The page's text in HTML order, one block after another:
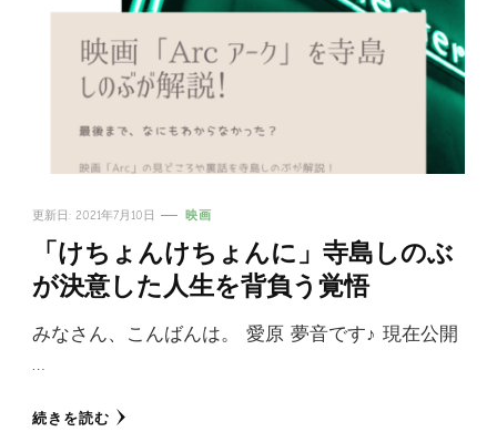
更新日: 2021年7月10日 映画
「けちょんけちょんに」寺島しのぶ
が決意した人生を背負う覚悟
みなさん、こんばんは。 愛原 夢音です♪ 現在公開
続きを読む